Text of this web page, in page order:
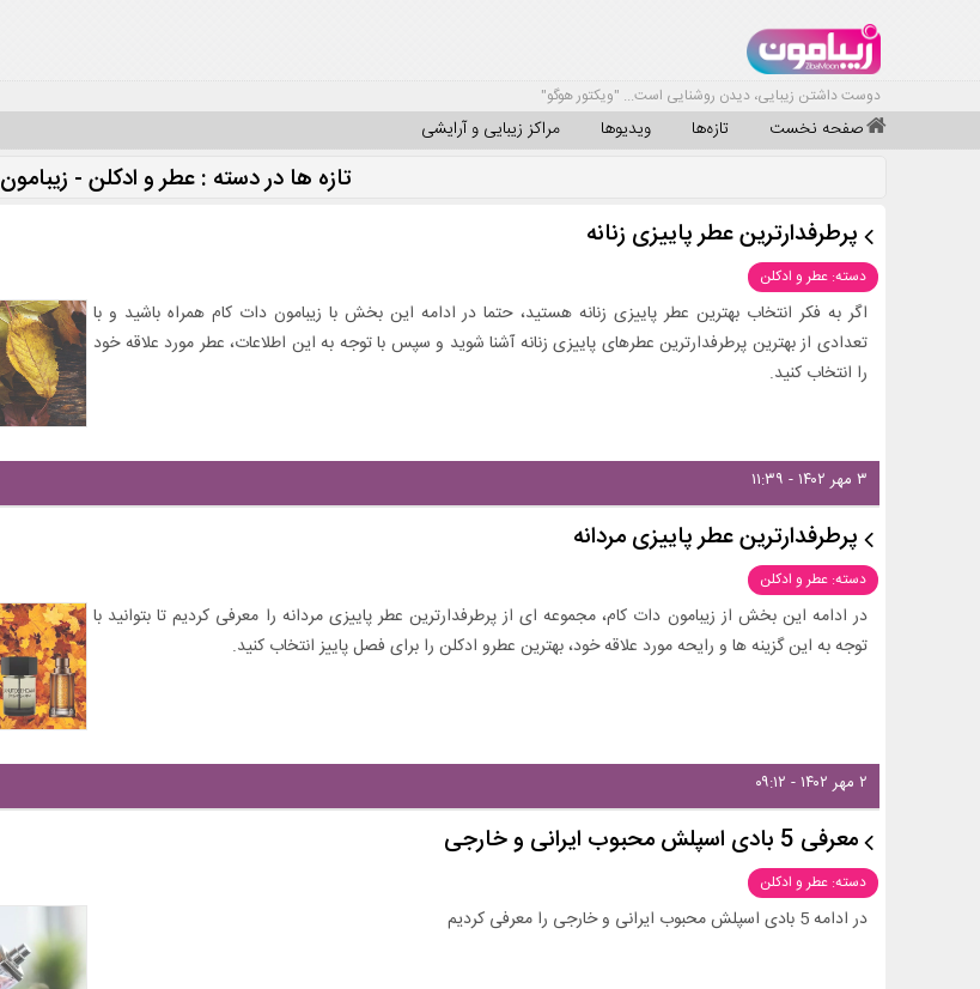
دوست داشتن زیبایی، دیدن روشنایی است... "ویکتور هوگو"
صفحه نخست تازه‌ها ویدیوها مراکز زیبایی و آرایشی
تازه ها در دسته : عطر و ادکلن - زیبامون
پرطرفدارترین عطر پاییزی زنانه
دسته: عطر و ادکلن
اگر به فکر انتخاب بهترین عطر پاییزی زنانه هستید، حتما در ادامه این بخش با زیبامون دات کام همراه باشید و با
تعدادی از بهترین پرطرفدارترین عطرهای پاییزی زنانه آشنا شوید و سپس با توجه به این اطلاعات، عطر مورد علاقه خود
را انتخاب کنید.
۳ مهر ۱۴۰۲ - ۱۱:۳۹
پرطرفدارترین عطر پاییزی مردانه
دسته: عطر و ادکلن
در ادامه این بخش از زیبامون دات کام، مجموعه ای از پرطرفدارترین عطر پاییزی مردانه را معرفی کردیم تا بتوانید با
توجه به این گزینه ها و رایحه مورد علاقه خود، بهترین عطرو ادکلن را برای فصل پاییز انتخاب کنید.
۲ مهر ۱۴۰۲ - ۰۹:۱۲
معرفی 5 بادی اسپلش محبوب ایرانی و خارجی
دسته: عطر و ادکلن
در ادامه 5 بادی اسپلش محبوب ایرانی و خارجی را معرفی کردیم